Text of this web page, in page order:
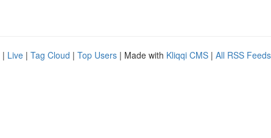
| Live | Tag Cloud | Top Users | Made with Kliqqi CMS | All RSS Feeds